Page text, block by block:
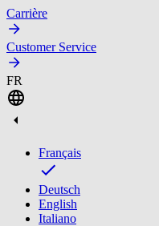
Carrière
Customer Service
FR
Français
Deutsch
English
Italiano